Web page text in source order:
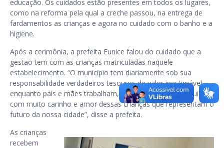
educação. Os cuidados estão presentes em todos os lugares,
como na reforma pela qual a creche passou, na entrega de
fardamentos as crianças e agora no cuidado com o banho e a
higiene.
Após a cerimônia, a prefeita Eunice falou do cuidado que a
gestão tem com as crianças matriculadas naquele
estabelecimento. “O município tem diariamente sob sua
responsabilidade verdadeiros tesouros de valor inestimável,
enquanto pais e mães trabalham, nossos profissionais cuidam
com muito carinho e amor dessas crianças que representam o
futuro da nossa cidade”, disse a prefeita.
As crianças
recebem